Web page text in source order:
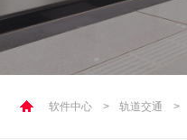
软件中心 > 轨道交通 >